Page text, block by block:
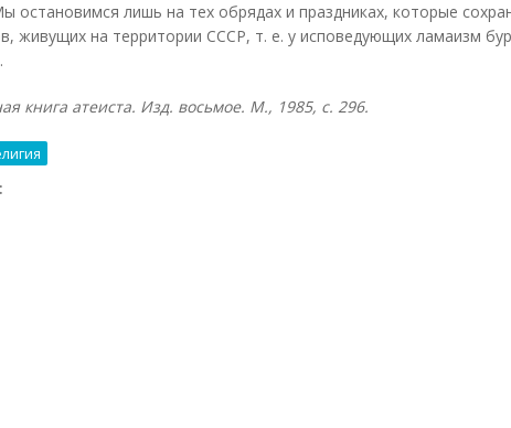
остановимся лишь на тех обрядах и праздниках, которые
живущих на территории СССР, т. е. у исповедующих ламаизм
книга атеиста. Изд. восьмое. М., 1985, с. 296.